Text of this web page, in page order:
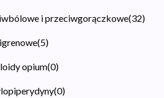
i przeciwgorączkowe(32)
(5)
opium(0)
(0)